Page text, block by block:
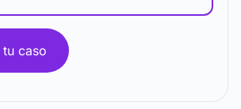
tu caso